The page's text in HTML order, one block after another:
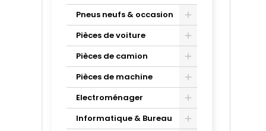
Pneus neufs & occasion
Pièces de voiture
Pièces de camion
Pièces de machine
Electroménager
Informatique & Bureau